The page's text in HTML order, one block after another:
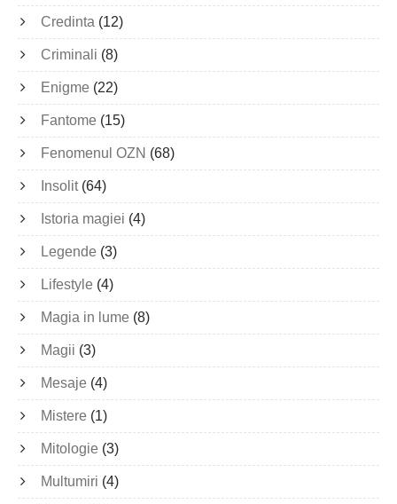
Credinta (12)
Criminali (8)
Enigme (22)
Fantome (15)
Fenomenul OZN (68)
Insolit(64)
Istoria magiei (4)
Legende (3)
Lifestyle (4)
Magia in lume (8)
Magii (3)
Mesaje (4)
Mistere (1)
Mitologie (3)
Multumiri (4)